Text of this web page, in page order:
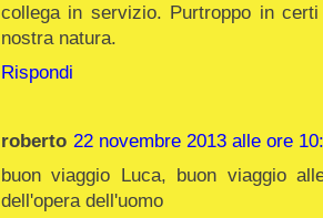
collega in servizio. Purtroppo in
nostra natura.
Rispondi
roberto 22 novembre 2013 alle ore
buon viaggio Luca, buon viaggio
dell'opera dell'uomo